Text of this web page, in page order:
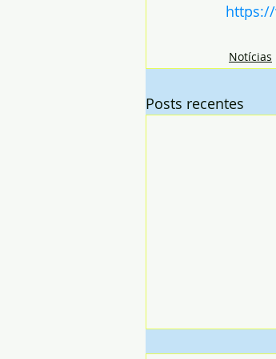
Notícias
Posts recentes